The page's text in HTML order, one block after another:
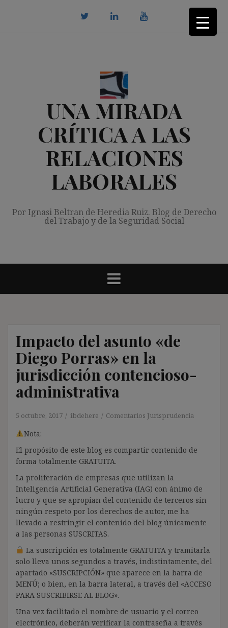
UNA MIRADA
CRÍTICA A LAS
RELACIONES
LABORALES
Por Ignasi Beltran de Heredia Ruiz. Blog de Derecho
del Trabajo y de la Seguridad Social
Impacto del asunto «de
Diego Porras» en la
jurisdicción contencioso-
administrativa
5 octubre, 2017 ibdehere Comentarios Jurisprudencia
Nota:
El propósito de este blog es compartir contenido de
forma totalmente GRATUITA.
La proliferación de empresas que utilizan la
Inteligencia Artificial Generativa (IAG) con ánimo de
lucro y que se apropian del contenido de terceros sin
ningún respeto por los derechos de autor, me ha
llevado a restringir el contenido del blog únicamente
a las personas SUSCRITAS.
La suscripción es totalmente GRATUITA y tramitarla
solo lleva unos segundos a través, indistintamente, del
apartado «SUSCRIPCIÓN» que aparece en la barra de
MENÚ; o bien, en la barra lateral, a través del «ACCESO
PARA SUSCRIBIRSE AL BLOG».
Una vez facilitado el nombre de usuario y el correo
electrónico, deberán verificar la contraseña a través